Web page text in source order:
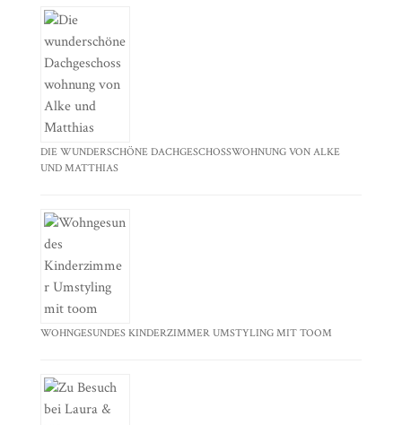
DIE WUNDERSCHÖNE DACHGESCHOSSWOHNUNG VON ALKE
UND MATTHIAS
WOHNGESUNDES KINDERZIMMER UMSTYLING MIT TOOM